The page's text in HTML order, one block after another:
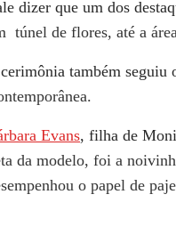
dizer que um dos
túnel de flores, até a
também seguiu
Evans, filha de
da modelo, foi a
o papel de